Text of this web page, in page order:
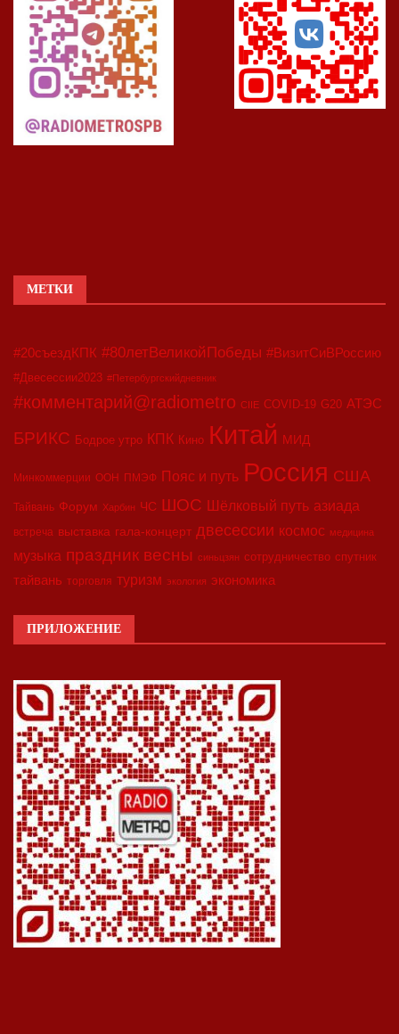
МЕТКИ
#20съездКПК #80летВеликойПобеды #ВизитСиВРоссию
#Двесессии2023 #Петербургскийдневник
#комментарий@radiometro CIIE COVID-19 G20 АТЭС
БРИКС Бодрое утро КПК Кино Китай МИД
Минкоммерции ООН ПМЭФ Пояс и путь Россия США
Тайвань Форум Харбин ЧС ШОС Шёлковый путь азиада
встреча выставка гала-концерт двесессии космос медицина
музыка праздник весны синьцзян сотрудничество спутник
тайвань торговля туризм экология экономика
ПРИЛОЖЕНИЕ